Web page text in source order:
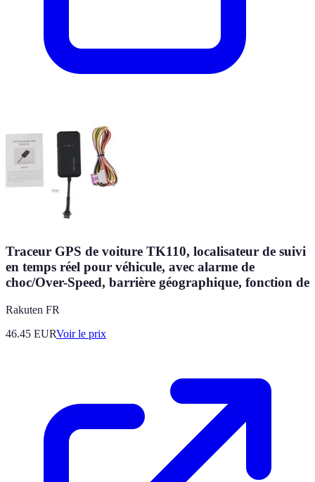
Traceur GPS de voiture TK110, localisateur de suivi
en temps réel pour véhicule, avec alarme de
choc/Over-Speed, barrière géographique, fonction de
Rakuten FR
46.45 EURVoir le prix